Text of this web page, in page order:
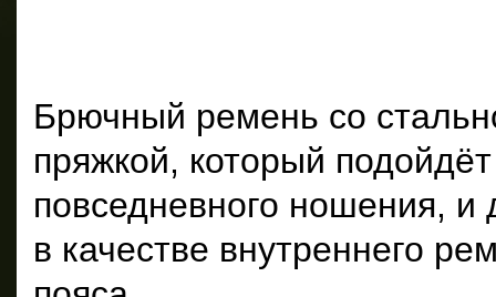
Брючный ремень со
пряжкой, который
повседневного ношения, и
в качестве внутреннего